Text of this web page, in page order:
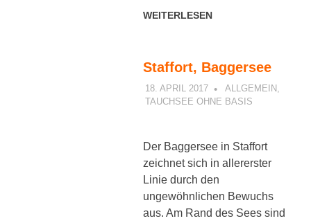
WEITERLESEN
Staffort, Baggersee
18. APRIL 2017 PETER
ALLGEMEIN ,
TAUCHSEE OHNE BASIS
Der Baggersee in Staffort
zeichnet sich in allererster
Linie durch den
ungewöhnlichen Bewuchs
aus. Am Rand des Sees sind